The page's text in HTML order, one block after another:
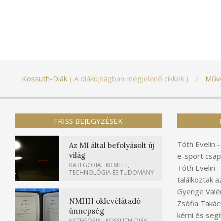
Kossuth-Diák A diákújságban megjelenő cikkek
FRISS BEJEGYZÉSEK
Az MI által befolyásolt új
világ
KATEGÓRIA: KIEMELT,
TECHNOLÓGIA ÉS TUDOMÁNY
NMHH oklevélátadó
ünnepség
Tóth Evelin -
e-sport
Tóth Evelin -
találkoztak
Gyenge
Zsófia
kérni és